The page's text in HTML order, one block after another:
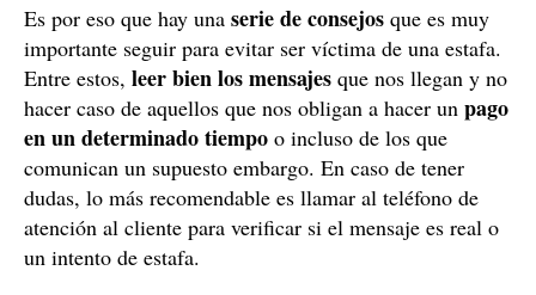
Es por eso que hay una serie de consejos que es muy
importante seguir para evitar ser víctima de una estafa.
Entre estos, leer bien los mensajes que nos llegan y no
hacer caso de aquellos que nos obligan a hacer un pago
en un determinado tiempo o incluso de los que
comunican un supuesto embargo. En caso de tener
dudas, lo más recomendable es llamar al teléfono de
atención al cliente para verificar si el mensaje es real o
un intento de estafa.